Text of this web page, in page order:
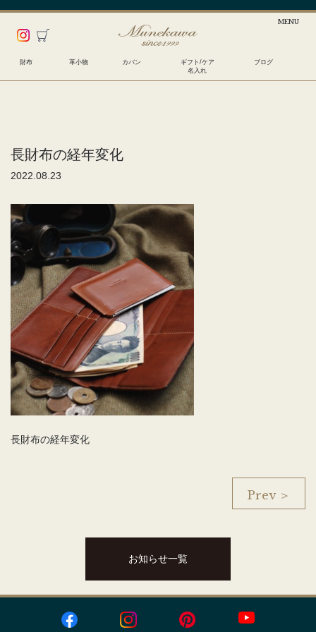
財布 革小物 カバン
ギフト/ケア
名入れ
ブログ
長財布の経年変化
2022.08.23
長財布の経年変化
Prev ＞
お知らせ一覧